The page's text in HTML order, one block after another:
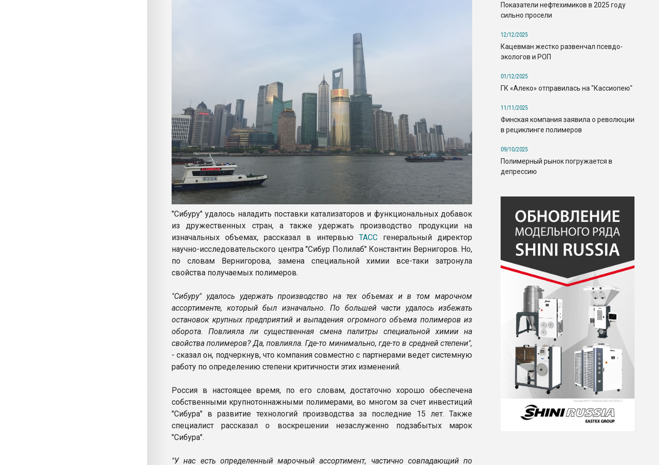
"Сибуру" удалось наладить поставки катализаторов и функциональных добавок
из дружественных стран, а также удержать производство продукции на
изначальных объемах, рассказал в интервью ТАССгенеральный директор
научно-исследовательского центра "Сибур Полилаб" Константин Вернигоров. Но,
по словам Вернигорова, замена специальной химии все-таки затронула
свойства получаемых полимеров.
"Сибуру" удалось удержать производство на тех объемах и в том марочном
ассортименте, который был изначально. По большей части удалось избежать
остановок крупных предприятий и выпадения огромного объема полимеров из
оборота. Повлияла ли существенная смена палитры специальной химии на
свойства полимеров? Да, повлияла. Где-то минимально, где-то в средней степени",
- сказал он, подчеркнув, что компания совместно с партнерами ведет системную
работу по определению степени критичности этих изменений.
Россия в настоящее время, по его словам, достаточно хорошо обеспечена
собственными крупнотоннажными полимерами, во многом за счет инвестиций
"Сибура" в развитие технологий производства за последние 15 лет. Также
специалист рассказал о воскрешении незаслуженно подзабытых марок
"Сибура".
"У нас есть определенный марочный ассортимент, частично совпадающий по
Показатели нефтехимиков в 2025 году
сильно просели
12/12/2025
Кацевман жестко развенчал псевдо-
экологов и РОП
01/12/2025
ГК «Алеко» отправилась на "Кассиопею"
11/11/2025
Финская компания заявила о революции
в рециклинге полимеров
09/10/2025
Полимерный рынок погружается в
депрессию